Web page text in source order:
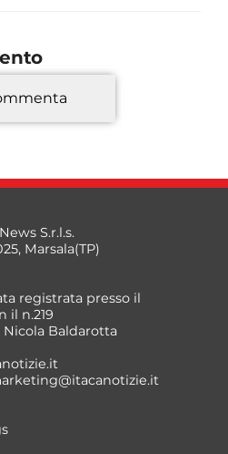
*
S.r.l.s.
Marsala(TP)
registrata presso il
il n.219
Baldarotta